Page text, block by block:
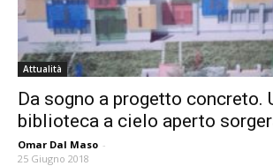
Attualità
Da sogno a progetto concreto.
biblioteca a cielo aperto
Omar Dal Maso -
25 Giugno 2018